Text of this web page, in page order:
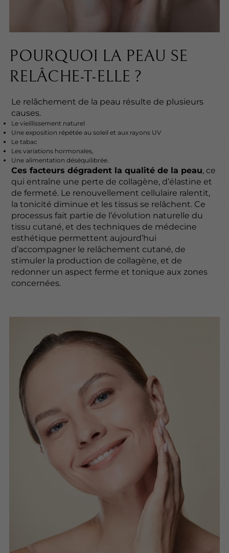
POURQUOI LA PEAU SE
RELÂCHE-T-ELLE ?
Le relâchement de la peau résulte de plusieurs
causes.
Le vieillissement naturel
Une exposition répétée au soleil et aux rayons UV
Le tabac
Les variations hormonales,
Une alimentation déséquilibrée.
Ces facteurs dégradent la qualité de la peau, ce
qui entraîne une perte de collagène, d’élastine et
de fermeté. Le renouvellement cellulaire ralentit,
la tonicité diminue et les tissus se relâchent. Ce
processus fait partie de l’évolution naturelle du
tissu cutané, et des techniques de médecine
esthétique permettent aujourd’hui
d’accompagner le relâchement cutané, de
stimuler la production de collagène, et de
redonner un aspect ferme et tonique aux zones
concernées.